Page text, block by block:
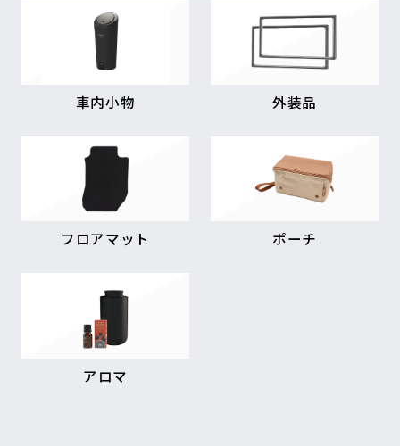
車内小物 外装品
フロアマット ポーチ
アロマ